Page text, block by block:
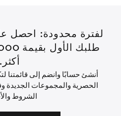
أكثر.
أنشئ حسابًا وانضم إلى قائمتنا
الحصرية والمجموعات الجديدة
الشروط